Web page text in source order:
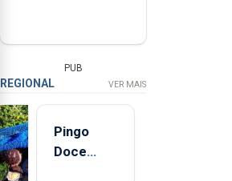
PUB
REGIONAL VER MAIS
Pingo
Doce